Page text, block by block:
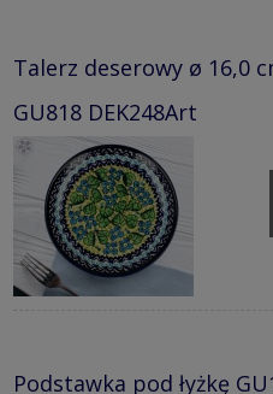
Talerz deserowy ø 16,0
GU818 DEK248Art
Podstawka pod łyżkę